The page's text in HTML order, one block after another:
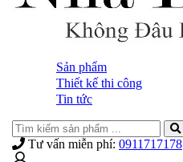
Sản phẩm
Thiết kế thi công
Tin tức
Tư vấn miễn phí: 0911717178